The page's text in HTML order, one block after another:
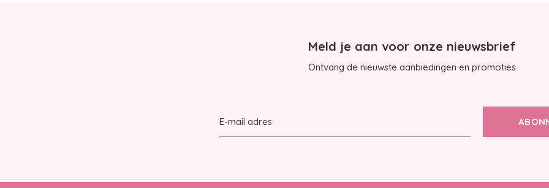
Meld je aan voor onze nieuwsbrief
Ontvang de nieuwste aanbiedingen en promoties